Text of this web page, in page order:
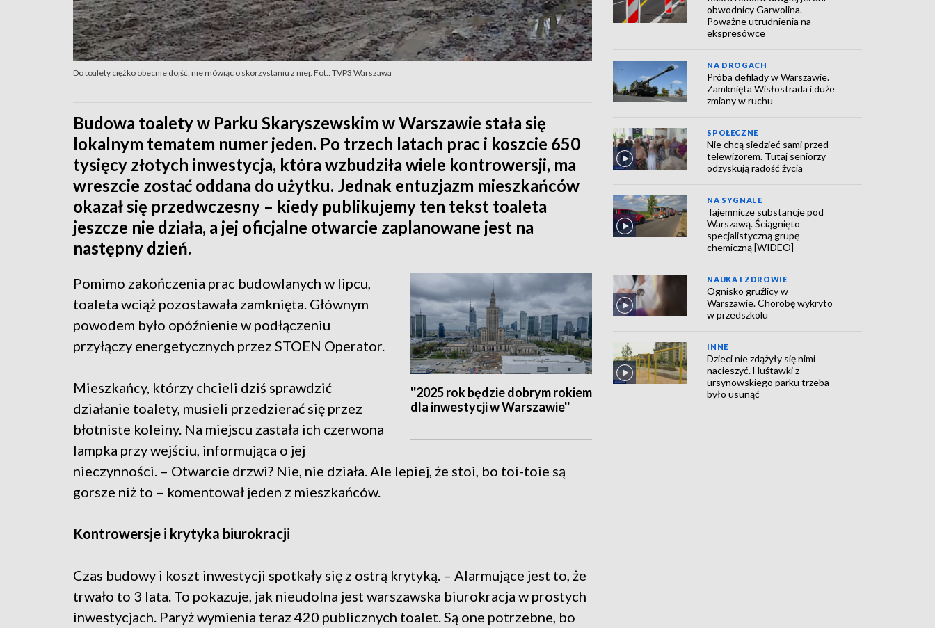
Do toalety ciężko obecnie dojść, nie mówiąc o skorzystaniu z niej. Fot.: TVP3 Warszawa
Budowa toalety w Parku Skaryszewskim w Warszawie stała się
lokalnym tematem numer jeden. Po trzech latach prac i koszcie 650
tysięcy złotych inwestycja, która wzbudziła wiele kontrowersji, ma
wreszcie zostać oddana do użytku. Jednak entuzjazm mieszkańców
okazał się przedwczesny – kiedy publikujemy ten tekst toaleta
jeszcze nie działa, a jej oficjalne otwarcie zaplanowane jest na
następny dzień.
''2025 rok będzie dobrym rokiem
dla inwestycji w Warszawie''
Pomimo zakończenia prac budowlanych w lipcu,
toaleta wciąż pozostawała zamknięta. Głównym
powodem było opóźnienie w podłączeniu
przyłączy energetycznych przez STOEN Operator.
Mieszkańcy, którzy chcieli dziś sprawdzić
działanie toalety, musieli przedzierać się przez
błotniste koleiny. Na miejscu zastała ich czerwona
lampka przy wejściu, informująca o jej
nieczynności. – Otwarcie drzwi? Nie, nie działa. Ale lepiej, że stoi, bo toi-toie są
gorsze niż to – komentował jeden z mieszkańców.
Kontrowersje i krytyka biurokracji
Czas budowy i koszt inwestycji spotkały się z ostrą krytyką. – Alarmujące jest to, że
trwało to 3 lata. To pokazuje, jak nieudolna jest warszawska biurokracja w prostych
inwestycjach. Paryż wymienia teraz 420 publicznych toalet. Są one potrzebne, bo
obwodnicy Garwolina.
Poważne utrudnienia na
ekspresówce
NA DROGACH
Próba defilady w Warszawie.
Zamknięta Wisłostrada i duże
zmiany w ruchu
SPOŁECZNE
Nie chcą siedzieć sami przed
telewizorem. Tutaj seniorzy
odzyskują radość życia
NA SYGNALE
Tajemnicze substancje pod
Warszawą. Ściągnięto
specjalistyczną grupę
chemiczną [WIDEO]
NAUKA I ZDROWIE
Ognisko gruźlicy w
Warszawie. Chorobę wykryto
w przedszkolu
INNE
Dzieci nie zdążyły się nimi
nacieszyć. Huśtawki z
ursynowskiego parku trzeba
było usunąć